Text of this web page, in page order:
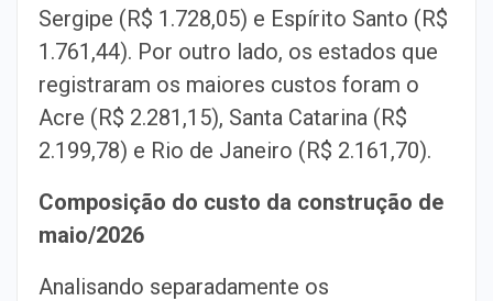
Sergipe (R$ 1.728,05) e Espírito Santo (R$
1.761,44). Por outro lado, os estados que
registraram os maiores custos foram o
Acre (R$ 2.281,15), Santa Catarina (R$
2.199,78) e Rio de Janeiro (R$ 2.161,70).
Composição do custo da construção de
maio/2026
Analisando separadamente os